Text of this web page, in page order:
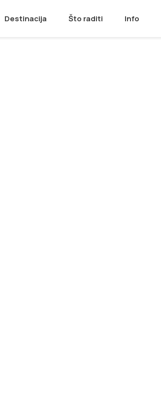
Destinacija Što raditi Info